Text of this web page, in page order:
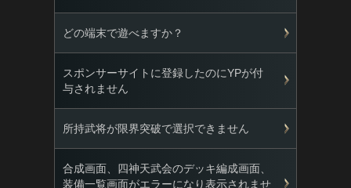
どの端末で遊べますか？
スポンサーサイトに登録したのにYPが付
与されません
所持武将が限界突破で選択できません
合成画面、四神天武会のデッキ編成画面、
装備一覧画面がエラーになり表示されませ